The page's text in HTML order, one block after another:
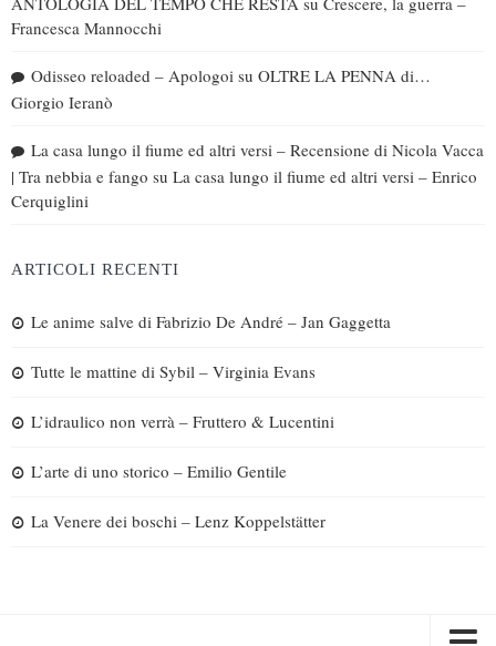
Francesca Mannocchi
Odisseo reloaded – Apologoi su OLTRE LA PENNA di…
Giorgio Ieranò
La casa lungo il fiume ed altri versi – Recensione di Nicola Vacca
| Tra nebbia e fango su La casa lungo il fiume ed altri versi – Enrico
Cerquiglini
ARTICOLI RECENTI
Le anime salve di Fabrizio De André – Jan Gaggetta
Tutte le mattine di Sybil – Virginia Evans
L’idraulico non verrà – Fruttero & Lucentini
L’arte di uno storico – Emilio Gentile
La Venere dei boschi – Lenz Koppelstätter